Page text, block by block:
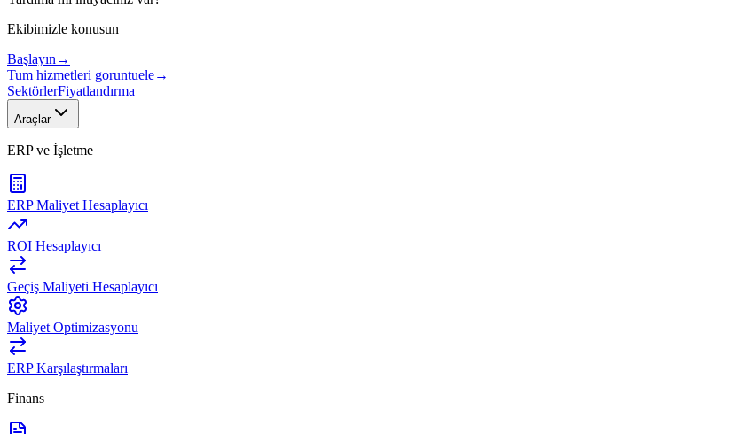
Ekibimizle konusun
Başlayın →
Tum hizmetleri goruntuele→
SektörlerFiyatlandırma
Araçlar
ERP ve İşletme
ERP Maliyet Hesaplayıcı
ROI Hesaplayıcı
Geçiş Maliyeti Hesaplayıcı
Maliyet Optimizasyonu
ERP Karşılaştırmaları
Finans